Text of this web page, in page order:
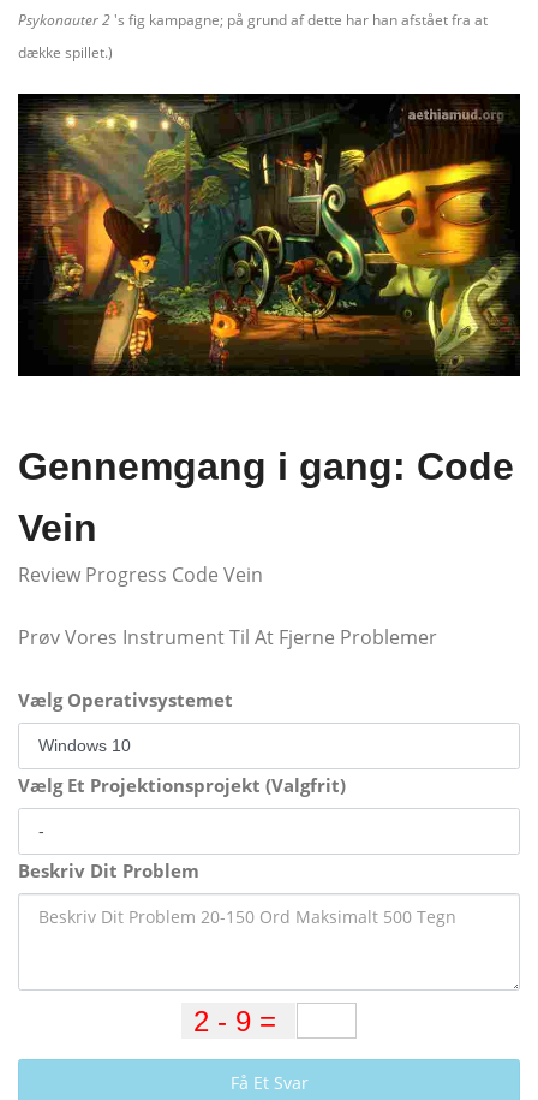
Psykonauter 2's fig kampagne; på grund af dette har han afstået fra at
dække spillet.)
Gennemgang i gang: Code
Vein
Review Progress Code Vein
Prøv Vores Instrument Til At Fjerne Problemer
Vælg Operativsystemet
Vælg Et Projektionsprojekt (Valgfrit)
Beskriv Dit Problem
Få Et Svar